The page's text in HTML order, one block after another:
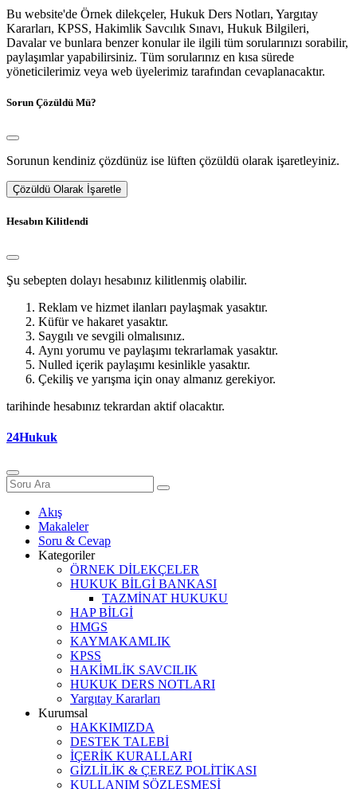
Bu website'de Örnek dilekçeler, Hukuk Ders Notları, Yargıtay
Kararları, KPSS, Hakimlik Savcılık Sınavı, Hukuk Bilgileri,
Davalar ve bunlara benzer konular ile ilgili tüm sorularınızı sorabilir,
paylaşımlar yapabilirsiniz. Tüm sorularınız en kısa sürede
yöneticilerimiz veya web üyelerimiz tarafından cevaplanacaktır.
Sorun Çözüldü Mü?
Sorunun kendiniz çözdünüz ise lüften çözüldü olarak işaretleyiniz.
Çözüldü Olarak İşaretle
Hesabın Kilitlendi
Şu sebepten dolayı hesabınız kilitlenmiş olabilir.
Reklam ve hizmet ilanları paylaşmak yasaktır.
Küfür ve hakaret yasaktır.
Saygılı ve sevgili olmalısınız.
Aynı yorumu ve paylaşımı tekrarlamak yasaktır.
Nulled içerik paylaşımı kesinlikle yasaktır.
Çekiliş ve yarışma için onay almanız gerekiyor.
tarihinde hesabınız tekrardan aktif olacaktır.
24Hukuk
Akış
Makaleler
Soru & Cevap
Kategoriler
ÖRNEK DİLEKÇELER
HUKUK BİLGİ BANKASI
TAZMİNAT HUKUKU
HAP BİLGİ
HMGS
KAYMAKAMLIK
KPSS
HAKİMLİK SAVCILIK
HUKUK DERS NOTLARI
Yargıtay Kararları
Kurumsal
HAKKIMIZDA
DESTEK TALEBİ
İÇERİK KURALLARI
GİZLİLİK & ÇEREZ POLİTİKASI
KULLANIM SÖZLEŞMESİ